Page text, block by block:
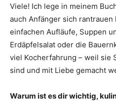
Viele! Ich lege in meinem
auch Anfänger sich
einfachen Aufläufe, Suppen
Erdäpfelsalat oder die
viel Kocherfahrung – weil sie
sind und mit Liebe gemacht
Warum ist es dir wichtig,